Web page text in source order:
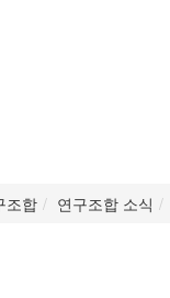
조합 연구조합 소식